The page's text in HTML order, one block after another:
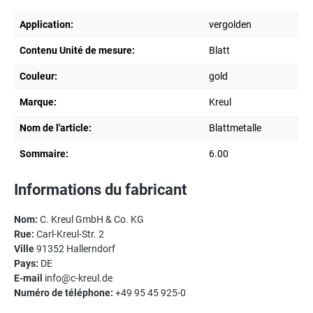
Application: vergolden
Contenu Unité de mesure: Blatt
Couleur: gold
Marque: Kreul
Nom de l'article: Blattmetalle
Sommaire: 6.00
Informations du fabricant
Nom: C. Kreul GmbH & Co. KG
Rue: Carl-Kreul-Str. 2
Ville91352 Hallerndorf
Pays: DE
E-mail info@c-kreul.de
Numéro de téléphone: +49 95 45 925-0